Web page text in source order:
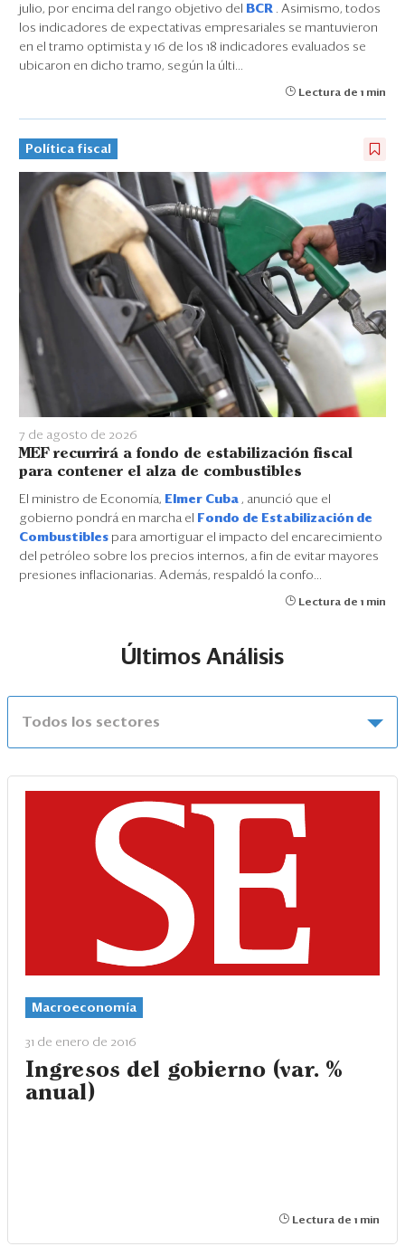
julio, por encima del rango objetivo del
BCR . Asimismo, todos
los indicadores de expectativas empresariales se mantuvieron
en el tramo optimista y 16 de los 18 indicadores evaluados se
ubicaron en dicho tramo, según la últi...
Lectura de 1 min
Política fiscal
7 de agosto de 2026
MEF recurrirá a fondo de estabilización fiscal
para contener el alza de combustibles
El ministro de Economía, Elmer Cuba , anunció que el
gobierno pondrá en marcha el
Fondo de Estabilización de
Combustibles para amortiguar el impacto del encarecimiento
del petróleo sobre los precios internos, a fin de evitar mayores
presiones inflacionarias. Además, respaldó la confo...
Lectura de 1 min
Últimos Análisis
Todos los sectores
Macroeconomía
31 de enero de 2016
Ingresos del gobierno (var. %
anual)
Lectura de 1 min